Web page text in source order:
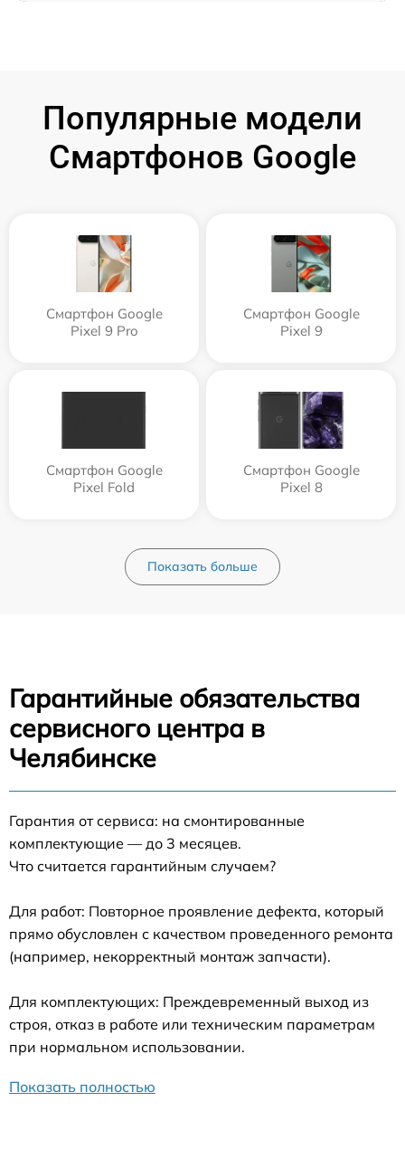
Популярные модели
Смартфонов Google
Смартфон Google
Pixel 9 Pro
Смартфон Google
Pixel 9
Смартфон Google
Pixel Fold
Смартфон Google
Pixel 8
Показать больше
Гарантийные обязательства
сервисного центра в
Челябинске
Гарантия от сервиса: на смонтированные
комплектующие — до 3 месяцев.
Что считается гарантийным случаем?
Для работ: Повторное проявление дефекта, который
прямо обусловлен с качеством проведенного ремонта
(например, некорректный монтаж запчасти).
Для комплектующих: Преждевременный выход из
строя, отказ в работе или техническим параметрам
при нормальном использовании.
Показать полностью